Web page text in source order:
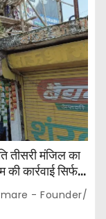
तीसरी मंजिल का
खुलेआम अनदेखी,
सवाल…
- Founder/